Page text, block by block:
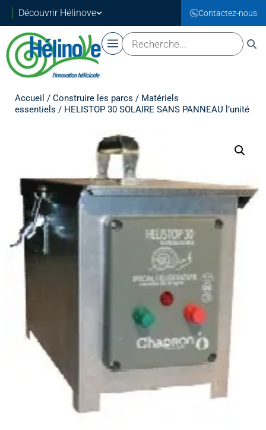
Découvrir Hélinove Contactez-nous
Accueil / Construire les parcs / Matériels
essentiels / HELISTOP 30 SOLAIRE SANS PANNEAU l’unité